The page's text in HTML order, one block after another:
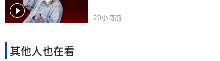
20小時前
其他人也在看